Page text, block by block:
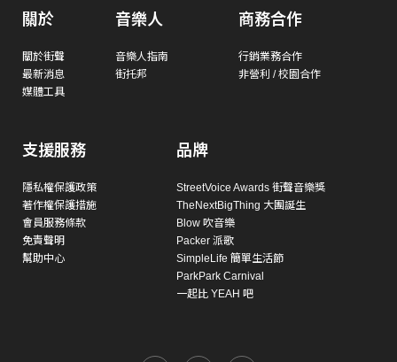
關於
關於街聲
最新消息
媒體工具
音樂人
音樂人指南
街托邦
商務合作
行銷業務合作
非營利 / 校園合作
支援服務
隱私權保護政策
著作權保護措施
會員服務條款
免責聲明
幫助中心
品牌
StreetVoice Awards 街聲音樂獎
TheNextBigThing 大團誕生
Blow 吹音樂
Packer 派歌
SimpleLife 簡單生活節
ParkPark Carnival
一起比 YEAH 吧